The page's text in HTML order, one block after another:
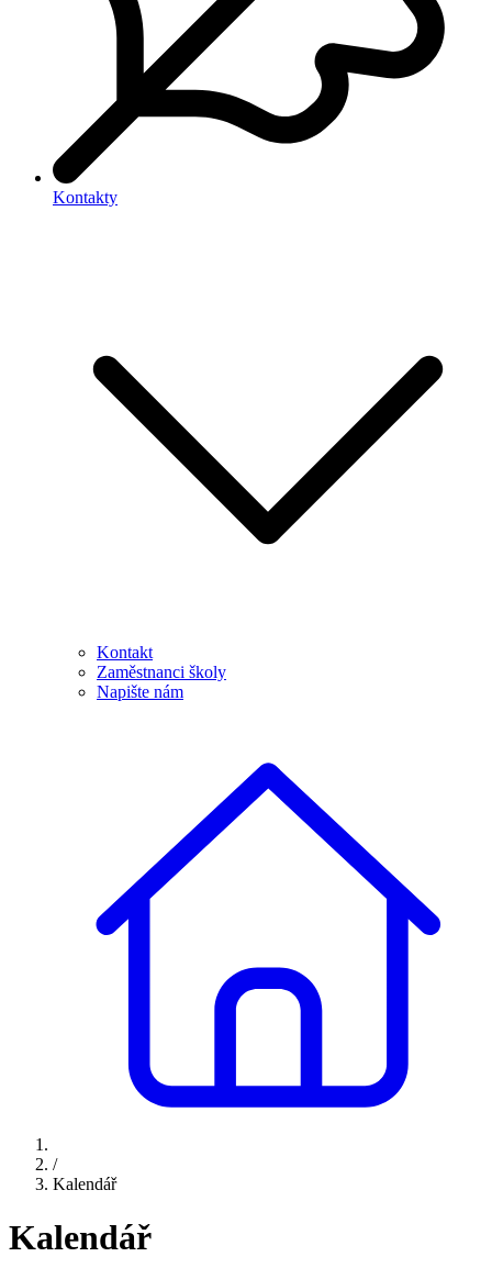
Kontakty
Kontakt
Zaměstnanci školy
Napište nám
/
Kalendář
Kalendář